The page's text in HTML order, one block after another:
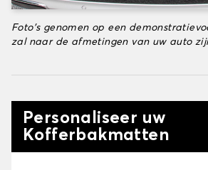
Foto's genomen op een
zal naar de afmetingen van uw auto
Personaliseer uw
Kofferbakmatten